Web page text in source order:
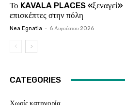
Το KAVALA PLACES «ξεναγεί»
επισκέπτες στην πόλη
Nea Egnatia - 6 Αυγούστου 2026
CATEGORIES
Χωρίς κατηγορία